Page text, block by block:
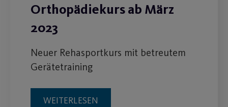
Orthopädiekurs ab März
2023
Neuer Rehasportkurs mit betreutem
Gerätetraining
WEITERLESEN